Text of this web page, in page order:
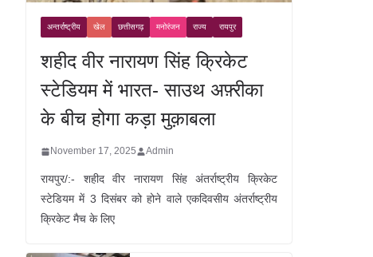
अन्तर्राष्ट्रीय खेल छत्तीसगढ़ मनोरंजन राज्य रायपुर
शहीद वीर नारायण सिंह क्रिकेट
स्टेडियम में भारत- साउथ अफ़्रीका
के बीच होगा कड़ा मुक़ाबला
November 17, 2025 Admin
रायपुर/:- शहीद वीर नारायण सिंह अंतर्राष्ट्रीय क्रिकेट
स्टेडियम में 3 दिसंबर को होने वाले एकदिवसीय अंतर्राष्ट्रीय
क्रिकेट मैच के लिए